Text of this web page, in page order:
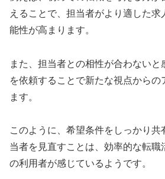
えることで、担当者がより適した
能性が高まります。
また、担当者との相性が合わないと
を依頼することで新たな視点からの
ます。
このように、希望条件をしっかり共
当者を見直すことは、効率的な転職
の利用者が感じているようです。